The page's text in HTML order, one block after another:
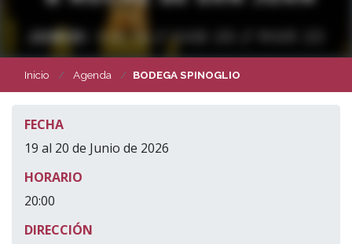
Inicio Agenda BODEGA SPINOGLIO
FECHA
19 al 20 de Junio de 2026
HORARIO
20:00
DIRECCIÓN